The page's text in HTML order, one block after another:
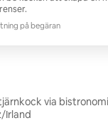
som inte ingår
av kvitton)
på begäran
via
Irland